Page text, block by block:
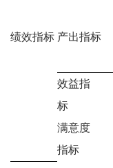
绩效指标 产出指标
效益指
标
满意度
指标